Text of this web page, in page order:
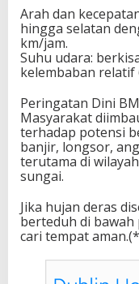
Arah dan
hingga selatan
km/jam.
Suhu udara:
kelembaban relatif
Peringatan Dini
Masyarakat
terhadap potensi
banjir, longsor,
terutama di
sungai.
Jika hujan deras
berteduh di
cari tempat